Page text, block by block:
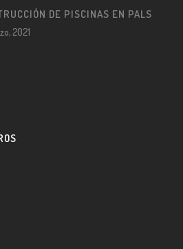
DE PISCINAS EN PALS
2021